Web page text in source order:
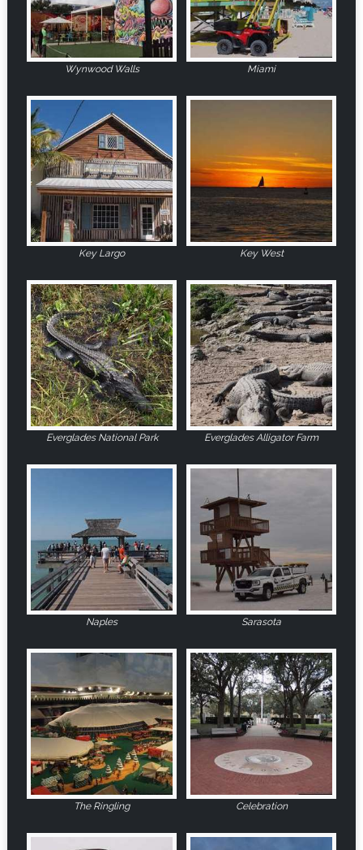
Wynwood Walls Miami
Key Largo Key West
Everglades National Park Everglades Alligator Farm
Naples Sarasota
The Ringling Celebration